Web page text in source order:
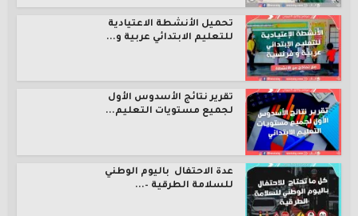
تحميل الأنشطة الاعتيادية
للتعليم الابتدائي عربية و...
تقرير نتائج الأسدوس الأول
لجميع مستويات التعليم...
عدة الاحتفال باليوم الوطني
للسلامة الطرقية –...